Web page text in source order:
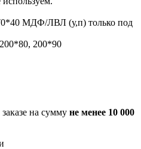
МДФ/ЛВЛ (у,п) только под
200*90
на сумму не менее 10 000